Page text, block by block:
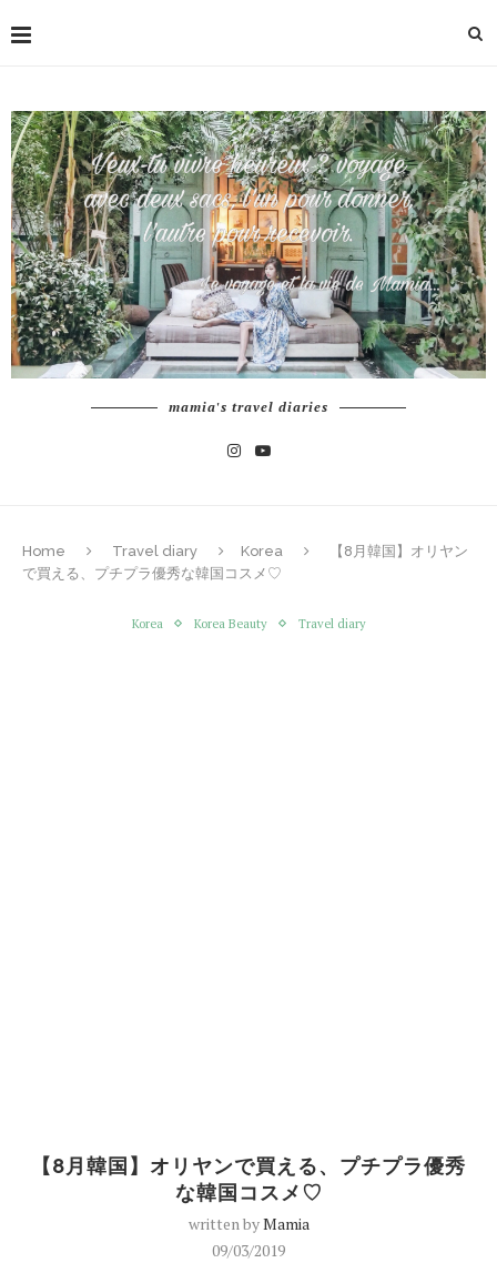
mamia's travel diaries
Home Travel diary Korea
【8月韓国】オリヤン
で買える、プチプラ優秀な韓国コスメ♡
Korea Korea Beauty Travel diary
【8月韓国】オリヤンで買える、プチプラ優秀
な韓国コスメ♡
written byMamia
09/03/2019